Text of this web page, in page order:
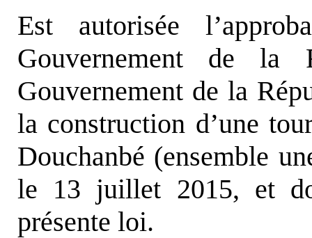
Est autorisée
Gouvernement de la
Gouvernement de la
la construction d’une
Douchanbé (ensemble
le 13 juillet 2015, et
présente loi.